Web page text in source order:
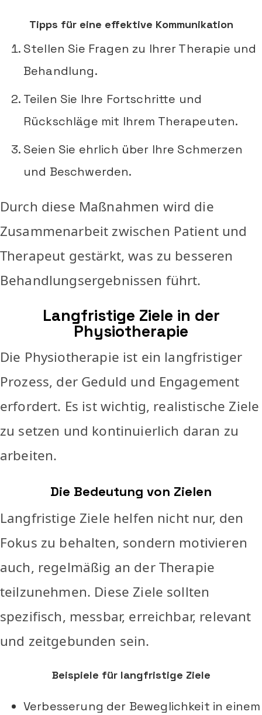
Tipps für eine effektive Kommunikation
Stellen Sie Fragen zu Ihrer Therapie und
Behandlung.
Teilen Sie Ihre Fortschritte und
Rückschläge mit Ihrem Therapeuten.
Seien Sie ehrlich über Ihre Schmerzen
und Beschwerden.
Durch diese Maßnahmen wird die
Zusammenarbeit zwischen Patient und
Therapeut gestärkt, was zu besseren
Behandlungsergebnissen führt.
Langfristige Ziele in der
Physiotherapie
Die Physiotherapie ist ein langfristiger
Prozess, der Geduld und Engagement
erfordert. Es ist wichtig, realistische Ziele
zu setzen und kontinuierlich daran zu
arbeiten.
Die Bedeutung von Zielen
Langfristige Ziele helfen nicht nur, den
Fokus zu behalten, sondern motivieren
auch, regelmäßig an der Therapie
teilzunehmen. Diese Ziele sollten
spezifisch, messbar, erreichbar, relevant
und zeitgebunden sein.
Beispiele für langfristige Ziele
Verbesserung der Beweglichkeit in einem